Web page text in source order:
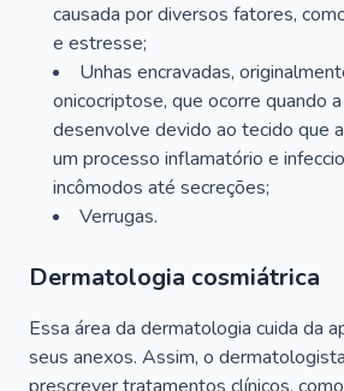
causada por diversos fatores,
e estresse;
Unhas encravadas,
onicocriptose, que ocorre quando
desenvolve devido ao tecido que
um processo inflamatório e
incômodos até secreções;
Verrugas.
Dermatologia cosmiátrica
Essa área da dermatologia cuida da
seus anexos. Assim, o